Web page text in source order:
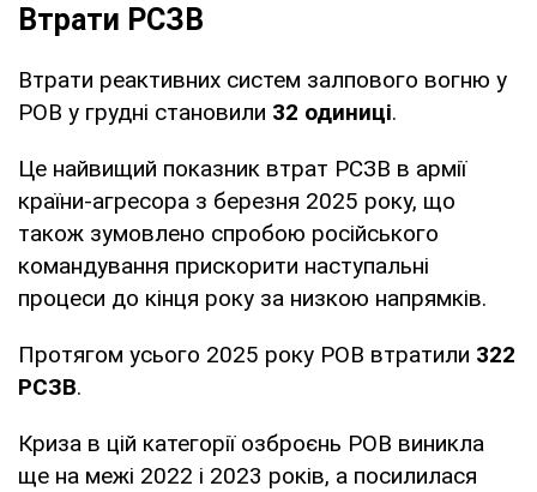
Втрати РСЗВ
Втрати реактивних систем залпового вогню у
РОВ у грудні становили 32 одиниці.
Це найвищий показник втрат РСЗВ в армії
країни-агресора з березня 2025 року, що
також зумовлено спробою російського
командування прискорити наступальні
процеси до кінця року за низкою напрямків.
Протягом усього 2025 року РОВ втратили 322
РСЗВ.
Криза в цій категорії озброєнь РОВ виникла
ще на межі 2022 і 2023 років, а посилилася